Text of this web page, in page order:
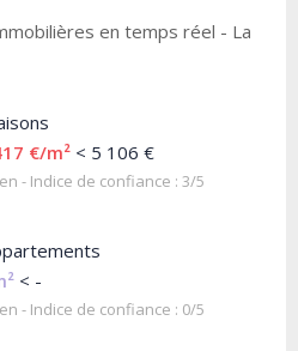
en temps réel - La
€/m² < 5 106 €
- Indice de confiance : 3/5
< -
- Indice de confiance : 0/5